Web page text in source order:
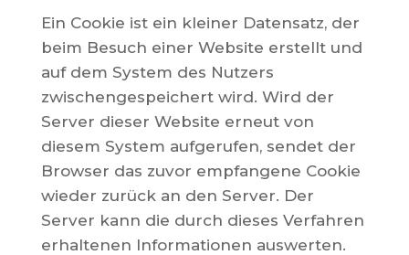
Ein Cookie ist ein kleiner Datensatz, der
beim Besuch einer Website erstellt und
auf dem System des Nutzers
zwischengespeichert wird. Wird der
Server dieser Website erneut von
diesem System aufgerufen, sendet der
Browser das zuvor empfangene Cookie
wieder zurück an den Server. Der
Server kann die durch dieses Verfahren
erhaltenen Informationen auswerten.